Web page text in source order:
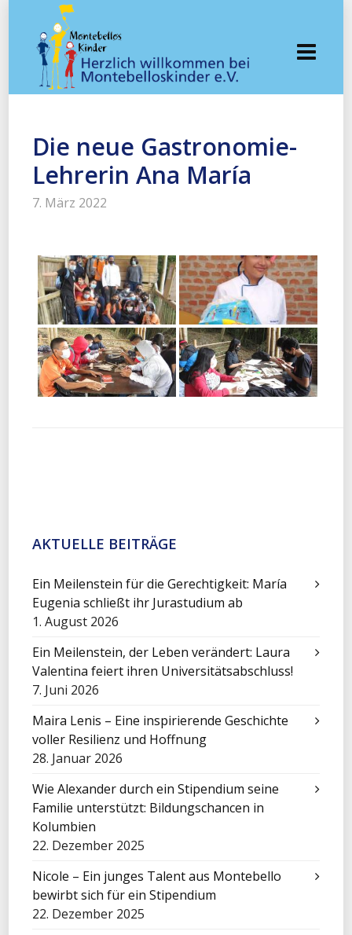
Die neue Gastronomie-
Lehrerin Ana María
7. März 2022
AKTUELLE BEITRÄGE
Ein Meilenstein für die Gerechtigkeit: María
Eugenia schließt ihr Jurastudium ab
1. August 2026
Ein Meilenstein, der Leben verändert: Laura
Valentina feiert ihren Universitätsabschluss!
7. Juni 2026
Maira Lenis – Eine inspirierende Geschichte
voller Resilienz und Hoffnung
28. Januar 2026
Wie Alexander durch ein Stipendium seine
Familie unterstützt: Bildungschancen in
Kolumbien
22. Dezember 2025
Nicole – Ein junges Talent aus Montebello
bewirbt sich für ein Stipendium
22. Dezember 2025